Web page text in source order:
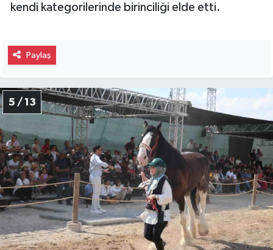
kendi kategorilerinde birinciliği elde etti.
Paylaş
5 / 13